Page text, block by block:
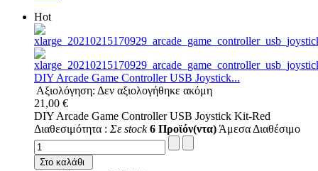
Hot
DIY Arcade Game Controller USB Joystick...
Αξιολόγηση: Δεν αξιολογήθηκε ακόμη
21,00 €
DIY Arcade Game Controller USB Joystick Kit-Red
Διαθεσιμότητα : Σε stock 6 Προϊόν(ντα) Άμεσα Διαθέσιμο
Στο καλάθι